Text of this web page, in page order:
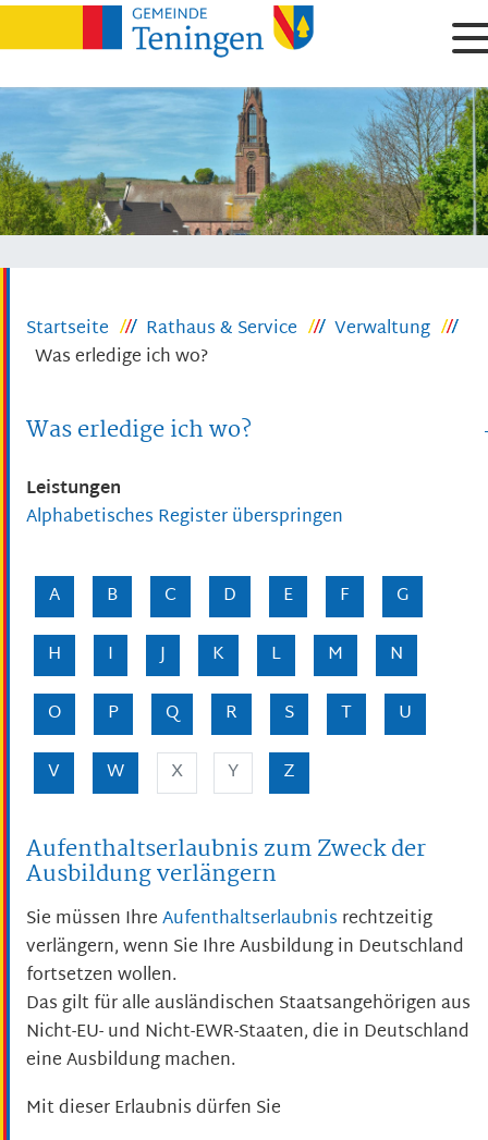
Startseite Rathaus & Service
Verwaltung
Was erledige ich wo?
Was erledige ich wo?
Leistungen
Alphabetisches Register überspringen
A B C D E F
G
H
I J K L M
N
O
P Q R S T
U
V
W X Y Z
Aufenthaltserlaubnis zum Zweck der
Ausbildung verlängern
Sie müssen IhreAufenthaltserlaubnis rechtzeitig
verlängern, wenn Sie Ihre Ausbildung in Deutschland
fortsetzen wollen.
Das gilt für alle ausländischen Staatsangehörigen aus
Nicht-EU- und Nicht-EWR-Staaten, die in Deutschland
eine Ausbildung machen.
Mit dieser Erlaubnis dürfen Sie